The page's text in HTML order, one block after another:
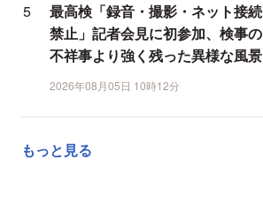
最高検「録音・撮影・ネット接続
禁止」記者会見に初参加、検事の
不祥事より強く残った異様な風景
2026年08月05日 10時12分
もっと見る